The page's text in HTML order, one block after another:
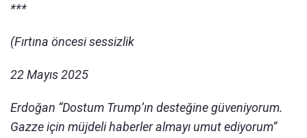
***
(Fırtına öncesi sessizlik
22 Mayıs 2025
Erdoğan “Dostum Trump’ın desteğine güveniyorum.
Gazze için müjdeli haberler almayı umut ediyorum”